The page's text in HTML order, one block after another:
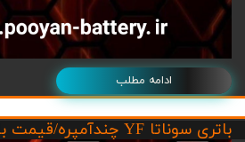
ادامه مطلب
باتری سوناتا YF چندآمپره/قیمت باطری سوناتاYF